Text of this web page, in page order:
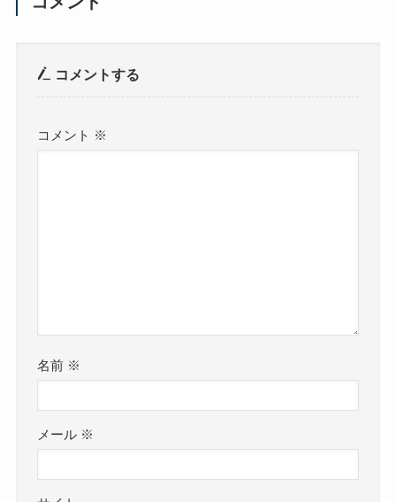
コメントする
コメント ※
名前 ※
メール ※